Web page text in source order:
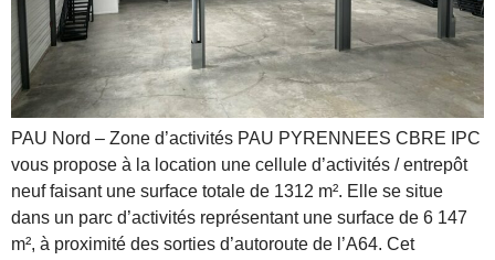
PAU Nord – Zone d’activités PAU PYRENNEES CBRE IPC
vous propose à la location une cellule d’activités / entrepôt
neuf faisant une surface totale de 1312 m². Elle se situe
dans un parc d’activités représentant une surface de 6 147
m², à proximité des sorties d’autoroute de l’A64. Cet